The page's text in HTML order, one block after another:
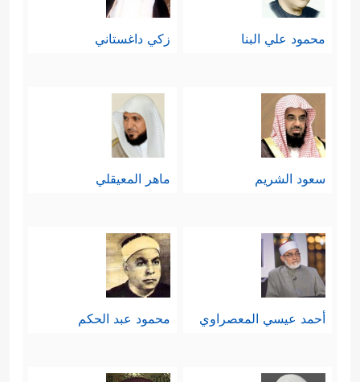
محمود علي البنا زكي داغستاني
سعود الشريم ماهر المعيقلي
أحمد عيسي المعصراوي محمود عبد الحكم